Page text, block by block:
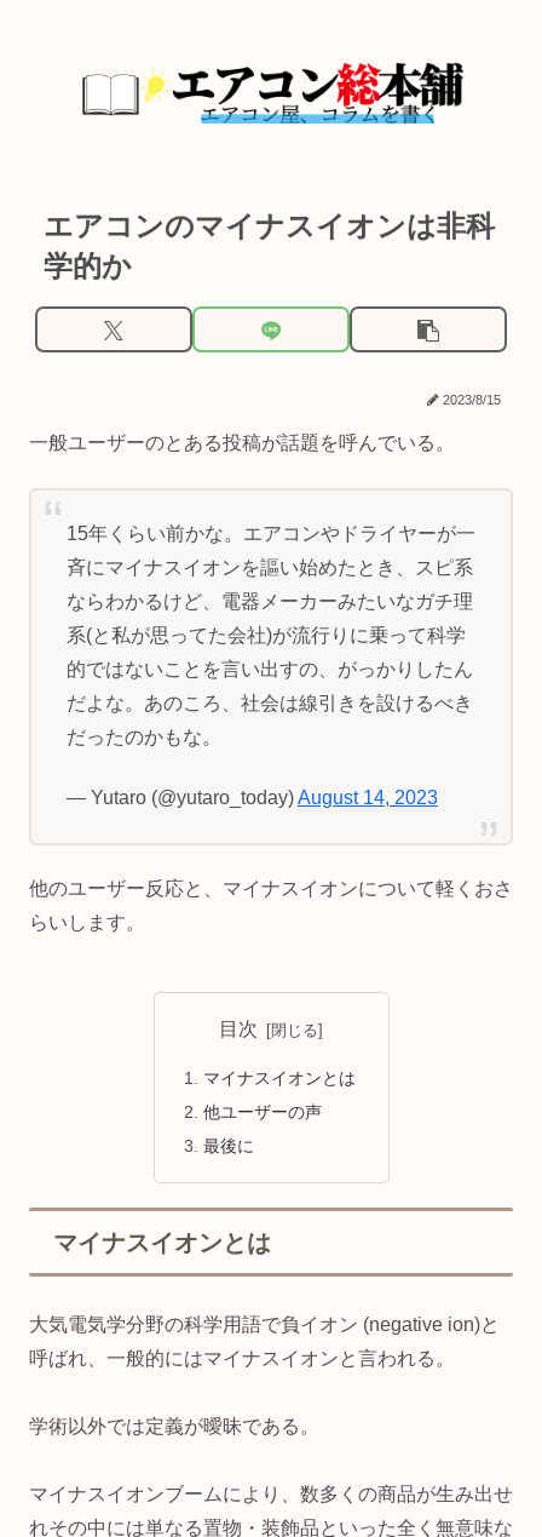
エアコンのマイナスイオンは非科
学的か
2023/8/15
一般ユーザーのとある投稿が話題を呼んでいる。
15年くらい前かな。エアコンやドライヤーが一
斉にマイナスイオンを謳い始めたとき、スピ系
ならわかるけど、電器メーカーみたいなガチ理
系(と私が思ってた会社)が流行りに乗って科学
的ではないことを言い出すの、がっかりしたん
だよな。あのころ、社会は線引きを設けるべき
だったのかもな。
— Yutaro (@yutaro_today)August 14, 2023
他のユーザー反応と、マイナスイオンについて軽くおさ
らいします。
目次
マイナスイオンとは
他ユーザーの声
最後に
マイナスイオンとは
大気電気学分野の科学用語で負イオン (negative ion)と
呼ばれ、一般的にはマイナスイオンと言われる。
学術以外では定義が曖昧である。
マイナスイオンブームにより、数多くの商品が生み出せ
れその中には単なる置物・装飾品といった全く無意味な